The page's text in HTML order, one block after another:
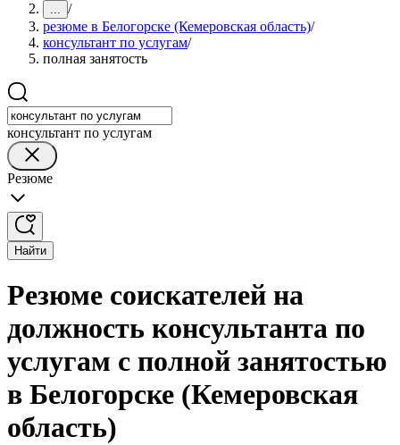
... /
резюме в Белогорске (Кемеровская область)/
консультант по услугам/
полная занятость
консультант по услугам
Резюме
Найти
Резюме соискателей на
должность консультанта по
услугам с полной занятостью
в Белогорске (Кемеровская
область)